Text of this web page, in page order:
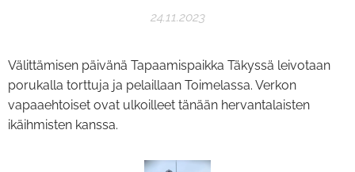
24.11.2023
Välittämisen päivänä Tapaamispaikka Täkyssä leivotaan
porukalla torttuja ja pelaillaan Toimelassa. Verkon
vapaaehtoiset ovat ulkoilleet tänään hervantalaisten
ikäihmisten kanssa.